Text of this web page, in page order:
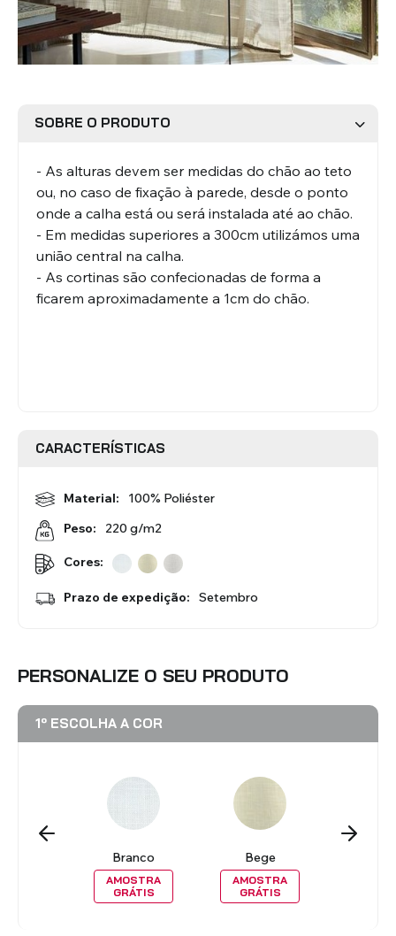
Estores Romanos Estores Venezianos
Estores Laminados Alumínio Estores Laminados Madeira
SOBRE O PRODUTO
- As alturas devem ser medidas do chão ao teto
ou, no caso de fixação à parede, desde o ponto
onde a calha está ou será instalada até ao chão.
- Em medidas superiores a 300cm utilizámos uma
união central na calha.
- As cortinas são confecionadas de forma a
ficarem aproximadamente a 1cm do chão.
CARACTERÍSTICAS
Material:
100% Poliéster
Peso:
220 g/m2
Cores:
Prazo de expedição: Setembro
PERSONALIZE O SEU PRODUTO
1º ESCOLHA A COR
Branco
AMOSTRA
GRÁTIS
Bege
AMOSTRA
GRÁTIS